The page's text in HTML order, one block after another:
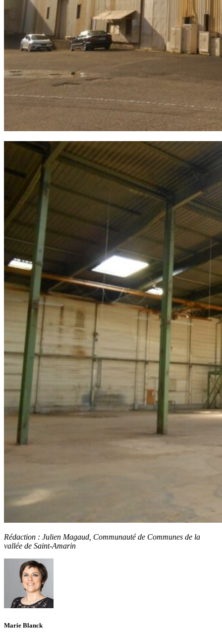
Rédaction : Julien Magaud, Communauté de Communes de la
vallée de Saint-Amarin
Marie Blanck